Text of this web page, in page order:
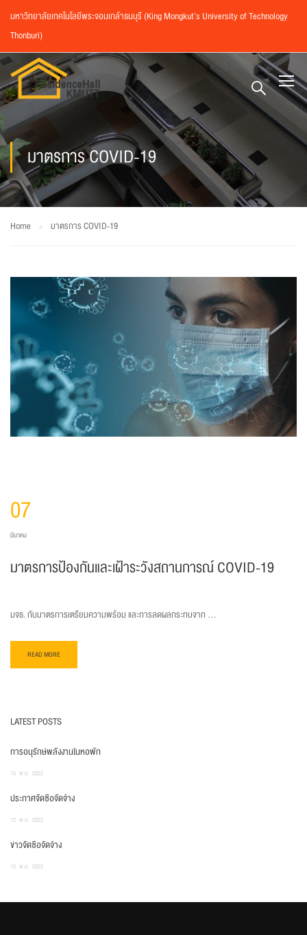
มหาวิทยาลัยเทคโนโลยีพระจอมเกล้าธนบุรี (King Mongkut’s University of Technology
Thonburi)
มาตรการ COVID-19
Home มาตรการ COVID-19
07
มีนาคม
มาตรการป้องกันและเฝ้าระวังสถานการณ์ COVID-19
มจธ. กับมาตรการเตรียมความพร้อม และการลดผลกระทบจาก …
READ MORE
LATEST POSTS
การอนุรักษ์พลังงานในหอพัก
13 พ.ย. 2022
ประกาศจัดซื้อจัดจ้าง
12 พ.ย. 2022
ข่าวจัดซื้อจัดจ้าง
12 พ.ย. 2022